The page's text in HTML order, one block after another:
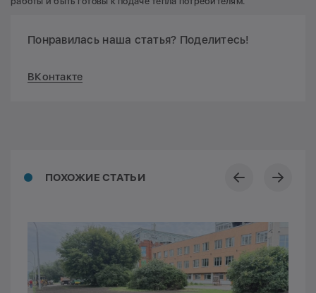
Понравилась наша статья? Поделитесь!
ВКонтакте
ПОХОЖИЕ СТАТЬИ